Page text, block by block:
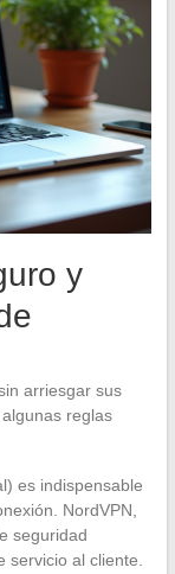
y
arriesgar sus
reglas
es indispensable
NordVPN,
seguridad
servicio al cliente.